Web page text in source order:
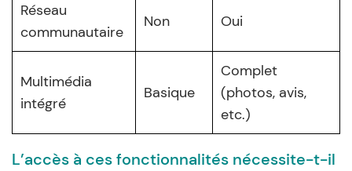
Réseau
communautaire
Non Oui
Multimédia
intégré
Basique
Complet
(photos, avis,
etc.)
L’accès à ces fonctionnalités nécessite-t-il